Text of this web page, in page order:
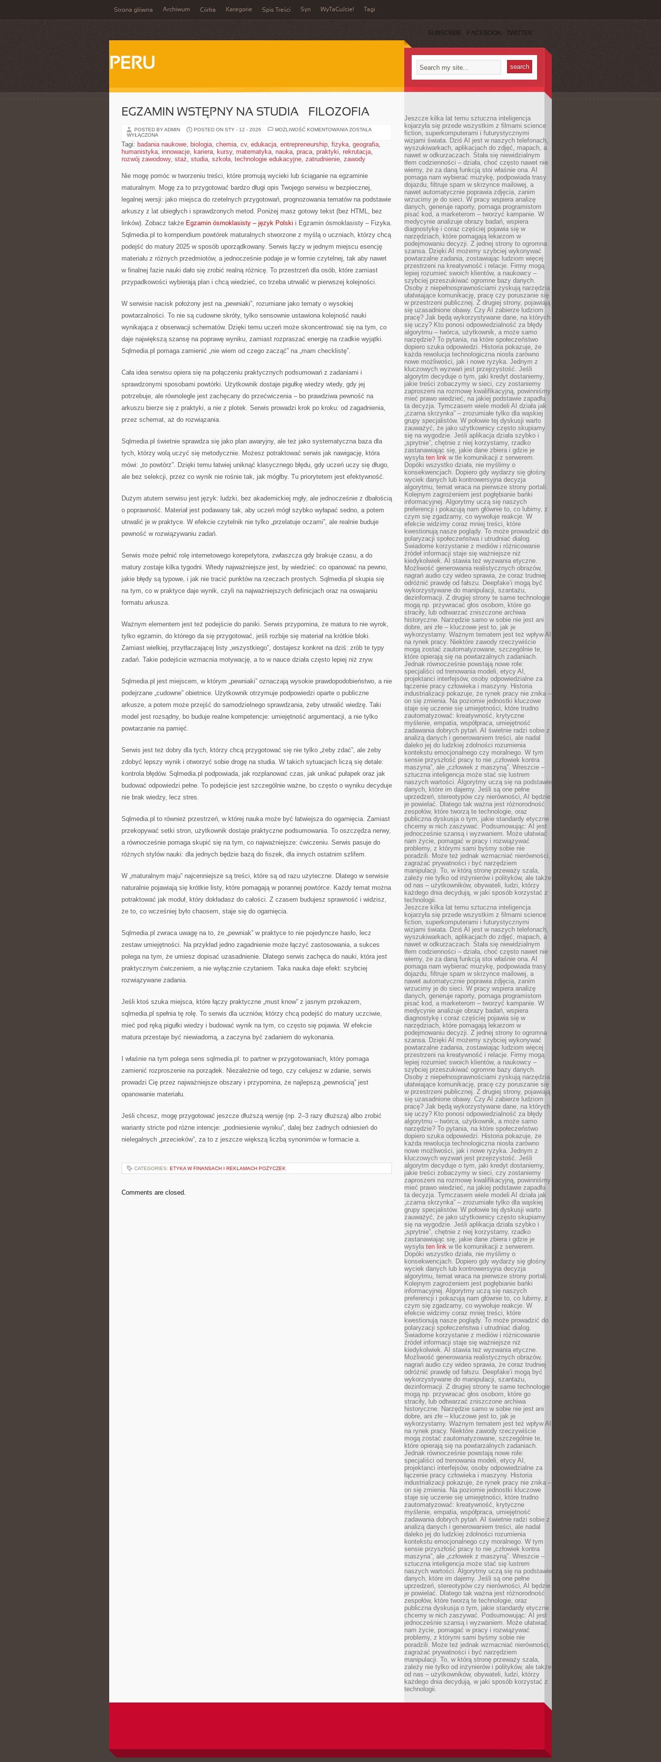
Strona główna Archiwum Córka Kategorie Spis Treści Syn WyTaGuJcie! Tagi
SUBSCRIBE FACEBOOK TWITTER
PERU
EGZAMIN WSTĘPNY NA STUDIA – FILOZOFIA
POSTED BY ADMIN POSTED ON STY - 12 - 2026 MOŻLIWOŚĆ KOMENTOWANIA EGZAMIN
STUDIA
–
FILOZOFIA
ZOSTAŁA
WYŁĄCZONA
Tagi: badania naukowe, biologia, chemia, cv, edukacja, entrepreneurship, fizyka, geografia,
humanistyka, innowacje, kariera, kursy, matematyka, nauka, praca, praktyki, rekrutacja,
rozwój zawodowy, staż, studia, szkoła, technologie edukacyjne, zatrudnienie, zawody
Nie mogę pomóc w tworzeniu treści, które promują wycieki lub ściąganie na egzaminie
maturalnym. Mogę za to przygotować bardzo długi opis Twojego serwisu w bezpiecznej,
legalnej wersji: jako miejsca do rzetelnych przygotowań, prognozowania tematów na podstawie
arkuszy z lat ubiegłych i sprawdzonych metod. Poniżej masz gotowy tekst (bez HTML, bez
linków). Zobacz także Egzamin ósmoklasisty – język Polski i Egzamin ósmoklasisty – Fizyka.
Sqlmedia.pl to kompendium powtórek maturalnych stworzone z myślą o uczniach, którzy chcą
podejść do matury 2025 w sposób uporządkowany. Serwis łączy w jednym miejscu esencję
materiału z różnych przedmiotów, a jednocześnie podaje je w formie czytelnej, tak aby nawet
w finalnej fazie nauki dało się zrobić realną różnicę. To przestrzeń dla osób, które zamiast
przypadkowości wybierają plan i chcą wiedzieć, co trzeba utrwalić w pierwszej kolejności.
W serwisie nacisk położony jest na „pewniaki”, rozumiane jako tematy o wysokiej
powtarzalności. To nie są cudowne skróty, tylko sensownie ustawiona kolejność nauki
wynikająca z obserwacji schematów. Dzięki temu uczeń może skoncentrować się na tym, co
daje największą szansę na poprawę wyniku, zamiast rozpraszać energię na rzadkie wyjątki.
Sqlmedia.pl pomaga zamienić „nie wiem od czego zacząć” na „mam checklistę”.
Cała idea serwisu opiera się na połączeniu praktycznych podsumowań z zadaniami i
sprawdzonymi sposobami powtórki. Użytkownik dostaje pigułkę wiedzy wtedy, gdy jej
potrzebuje, ale równolegle jest zachęcany do przećwiczenia – bo prawdziwa pewność na
arkuszu bierze się z praktyki, a nie z plotek. Serwis prowadzi krok po kroku: od zagadnienia,
przez schemat, aż do rozwiązania.
Sqlmedia.pl świetnie sprawdza się jako plan awaryjny, ale też jako systematyczna baza dla
tych, którzy wolą uczyć się metodycznie. Możesz potraktować serwis jak nawigację, która
mówi: „to powtórz”. Dzięki temu łatwiej uniknąć klasycznego błędu, gdy uczeń uczy się długo,
ale bez selekcji, przez co wynik nie rośnie tak, jak mógłby. Tu priorytetem jest efektywność.
Dużym atutem serwisu jest język: ludzki, bez akademickiej mgły, ale jednocześnie z dbałością
o poprawność. Materiał jest podawany tak, aby uczeń mógł szybko wyłapać sedno, a potem
utrwalić je w praktyce. W efekcie czytelnik nie tylko „przelatuje oczami”, ale realnie buduje
pewność w rozwiązywaniu zadań.
Serwis może pełnić rolę internetowego korepetytora, zwłaszcza gdy brakuje czasu, a do
matury zostaje kilka tygodni. Wtedy najważniejsze jest, by wiedzieć: co opanować na pewno,
jakie błędy są typowe, i jak nie tracić punktów na rzeczach prostych. Sqlmedia.pl skupia się
na tym, co w praktyce daje wynik, czyli na najważniejszych definicjach oraz na oswajaniu
formatu arkusza.
Ważnym elementem jest też podejście do paniki. Serwis przypomina, że matura to nie wyrok,
tylko egzamin, do którego da się przygotować, jeśli rozbije się materiał na krótkie bloki.
Zamiast wielkiej, przytłaczającej listy „wszystkiego”, dostajesz konkret na dziś: zrób te typy
zadań. Takie podejście wzmacnia motywację, a to w nauce działa często lepiej niż zryw.
Sqlmedia.pl jest miejscem, w którym „pewniaki” oznaczają wysokie prawdopodobieństwo, a nie
podejrzane „cudowne” obietnice. Użytkownik otrzymuje podpowiedzi oparte o publiczne
arkusze, a potem może przejść do samodzielnego sprawdzania, żeby utrwalić wiedzę. Taki
model jest rozsądny, bo buduje realne kompetencje: umiejętność argumentacji, a nie tylko
powtarzanie na pamięć.
Serwis jest też dobry dla tych, którzy chcą przygotować się nie tylko „żeby zdać”, ale żeby
zdobyć lepszy wynik i otworzyć sobie drogę na studia. W takich sytuacjach liczą się detale:
kontrola błędów. Sqlmedia.pl podpowiada, jak rozplanować czas, jak unikać pułapek oraz jak
budować odpowiedzi pełne. To podejście jest szczególnie ważne, bo często o wyniku decyduje
nie brak wiedzy, lecz stres.
Sqlmedia.pl to również przestrzeń, w której nauka może być łatwiejsza do ogarnięcia. Zamiast
przekopywać setki stron, użytkownik dostaje praktyczne podsumowania. To oszczędza nerwy,
a równocześnie pomaga skupić się na tym, co najważniejsze: ćwiczeniu. Serwis pasuje do
różnych stylów nauki: dla jednych będzie bazą do fiszek, dla innych ostatnim szlifem.
W „maturalnym maju” najcenniejsze są treści, które są od razu użyteczne. Dlatego w serwisie
naturalnie pojawiają się krótkie listy, które pomagają w porannej powtórce. Każdy temat można
potraktować jak moduł, który dokładasz do całości. Z czasem budujesz sprawność i widzisz,
że to, co wcześniej było chaosem, staje się do ogarnięcia.
Sqlmedia.pl zwraca uwagę na to, że „pewniak” w praktyce to nie pojedyncze hasło, lecz
zestaw umiejętności. Na przykład jedno zagadnienie może łączyć zastosowania, a sukces
polega na tym, że umiesz dopisać uzasadnienie. Dlatego serwis zachęca do nauki, która jest
praktycznym ćwiczeniem, a nie wyłącznie czytaniem. Taka nauka daje efekt: szybciej
rozwiązywane zadania.
Jeśli ktoś szuka miejsca, które łączy praktyczne „must know” z jasnym przekazem,
sqlmedia.pl spełnia tę rolę. To serwis dla uczniów, którzy chcą podejść do matury uczciwie,
mieć pod ręką pigułki wiedzy i budować wynik na tym, co często się pojawia. W efekcie
matura przestaje być niewiadomą, a zaczyna być zadaniem do wykonania.
I właśnie na tym polega sens sqlmedia.pl: to partner w przygotowaniach, który pomaga
zamienić rozproszenie na porządek. Niezależnie od tego, czy celujesz w zdanie, serwis
prowadzi Cię przez najważniejsze obszary i przypomina, że najlepszą „pewnością” jest
opanowanie materiału.
Jeśli chcesz, mogę przygotować jeszcze dłuższą wersję (np. 2–3 razy dłuższą) albo zrobić
warianty stricte pod różne intencje: „podniesienie wyniku”, dalej bez żadnych odniesień do
nielegalnych „przecieków”, za to z jeszcze większą liczbą synonimów w formacie a.
CATEGORIES: ETYKA W FINANSACH I REKLAMACH POŻYCZEK
Comments are closed.
Jeszcze kilka lat temu sztuczna inteligencja
kojarzyła się przede wszystkim z filmami science
fiction, superkomputerami i futurystycznymi
wizjami świata. Dziś AI jest w naszych telefonach,
wyszukiwarkach, aplikacjach do zdjęć, mapach, a
nawet w odkurzaczach. Stała się niewidzialnym
tłem codzienności – działa, choć często nawet nie
wiemy, że za daną funkcją stoi właśnie ona. AI
pomaga nam wybierać muzykę, podpowiada trasy
dojazdu, filtruje spam w skrzynce mailowej, a
nawet automatycznie poprawia zdjęcia, zanim
wrzucimy je do sieci. W pracy wspiera analizę
danych, generuje raporty, pomaga programistom
pisać kod, a marketerom – tworzyć kampanie. W
medycynie analizuje obrazy badań, wspiera
diagnostykę i coraz częściej pojawia się w
narzędziach, które pomagają lekarzom w
podejmowaniu decyzji. Z jednej strony to ogromna
szansa. Dzięki AI możemy szybciej wykonywać
powtarzalne zadania, zostawiając ludziom więcej
przestrzeni na kreatywność i relacje. Firmy mogą
lepiej rozumieć swoich klientów, a naukowcy –
szybciej przeszukiwać ogromne bazy danych.
Osoby z niepełnosprawnościami zyskują narzędzia
ułatwiające komunikację, pracę czy poruszanie się
w przestrzeni publicznej. Z drugiej strony, pojawiają
się uzasadnione obawy. Czy AI zabierze ludziom
pracę? Jak będą wykorzystywane dane, na których
się uczy? Kto ponosi odpowiedzialność za błędy
algorytmu – twórca, użytkownik, a może samo
narzędzie? To pytania, na które społeczeństwo
dopiero szuka odpowiedzi. Historia pokazuje, że
każda rewolucja technologiczna niosła zarówno
nowe możliwości, jak i nowe ryzyka. Jednym z
kluczowych wyzwań jest przejrzystość. Jeśli
algorytm decyduje o tym, jaki kredyt dostaniemy,
jakie treści zobaczymy w sieci, czy zostaniemy
zaproszeni na rozmowę kwalifikacyjną, powinniśmy
mieć prawo wiedzieć, na jakiej podstawie zapadła
ta decyzja. Tymczasem wiele modeli AI działa jak
„czarna skrzynka” – zrozumiałe tylko dla wąskiej
grupy specjalistów. W połowie tej dyskusji warto
zauważyć, że jako użytkownicy często skupiamy
się na wygodzie. Jeśli aplikacja działa szybko i
„sprytnie”, chętnie z niej korzystamy, rzadko
zastanawiając się, jakie dane zbiera i gdzie je
wysyła ten link w tle komunikacji z serwerem.
Dopóki wszystko działa, nie myślimy o
konsekwencjach. Dopiero gdy wydarzy się głośny
wyciek danych lub kontrowersyjna decyzja
algorytmu, temat wraca na pierwsze strony portali.
Kolejnym zagrożeniem jest pogłębianie bańki
informacyjnej. Algorytmy uczą się naszych
preferencji i pokazują nam głównie to, co lubimy, z
czym się zgadzamy, co wywołuje reakcje. W
efekcie widzimy coraz mniej treści, które
kwestionują nasze poglądy. To może prowadzić do
polaryzacji społeczeństwa i utrudniać dialog.
Świadome korzystanie z mediów i różnicowanie
źródeł informacji staje się ważniejsze niż
kiedykolwiek. AI stawia też wyzwania etyczne.
Możliwość generowania realistycznych obrazów,
nagrań audio czy wideo sprawia, że coraz trudniej
odróżnić prawdę od fałszu. Deepfake’i mogą być
wykorzystywane do manipulacji, szantażu,
dezinformacji. Z drugiej strony te same technologie
mogą np. przywracać głos osobom, które go
straciły, lub odtwarzać zniszczone archiwa
historyczne. Narzędzie samo w sobie nie jest ani
dobre, ani złe – kluczowe jest to, jak je
wykorzystamy. Ważnym tematem jest też wpływ AI
na rynek pracy. Niektóre zawody rzeczywiście
mogą zostać zautomatyzowane, szczególnie te,
które opierają się na powtarzalnych zadaniach.
Jednak równocześnie powstają nowe role:
specjaliści od trenowania modeli, etycy AI,
projektanci interfejsów, osoby odpowiedzialne za
łączenie pracy człowieka i maszyny. Historia
industrializacji pokazuje, że rynek pracy nie znika –
on się zmienia. Na poziomie jednostki kluczowe
staje się uczenie się umiejętności, które trudno
zautomatyzować: kreatywność, krytyczne
myślenie, empatia, współpraca, umiejętność
zadawania dobrych pytań. AI świetnie radzi sobie z
analizą danych i generowaniem treści, ale nadal
daleko jej do ludzkiej zdolności rozumienia
kontekstu emocjonalnego czy moralnego. W tym
sensie przyszłość pracy to nie „człowiek kontra
maszyna”, ale „człowiek z maszyną”. Wreszcie –
sztuczna inteligencja może stać się lustrem
naszych wartości. Algorytmy uczą się na podstawie
danych, które im dajemy. Jeśli są one pełne
uprzedzeń, stereotypów czy nierówności, AI będzie
je powielać. Dlatego tak ważna jest różnorodność
zespołów, które tworzą te technologie, oraz
publiczna dyskusja o tym, jakie standardy etyczne
chcemy w nich zaszywać. Podsumowując: AI jest
jednocześnie szansą i wyzwaniem. Może ułatwiać
nam życie, pomagać w pracy i rozwiązywać
problemy, z którymi sami byśmy sobie nie
poradzili. Może też jednak wzmacniać nierówności,
zagrażać prywatności i być narzędziem
manipulacji. To, w którą stronę przeważy szala,
zależy nie tylko od inżynierów i polityków, ale także
od nas – użytkowników, obywateli, ludzi, którzy
każdego dnia decydują, w jaki sposób korzystać z
technologii.
Jeszcze kilka lat temu sztuczna inteligencja
kojarzyła się przede wszystkim z filmami science
fiction, superkomputerami i futurystycznymi
wizjami świata. Dziś AI jest w naszych telefonach,
wyszukiwarkach, aplikacjach do zdjęć, mapach, a
nawet w odkurzaczach. Stała się niewidzialnym
tłem codzienności – działa, choć często nawet nie
wiemy, że za daną funkcją stoi właśnie ona. AI
pomaga nam wybierać muzykę, podpowiada trasy
dojazdu, filtruje spam w skrzynce mailowej, a
nawet automatycznie poprawia zdjęcia, zanim
wrzucimy je do sieci. W pracy wspiera analizę
danych, generuje raporty, pomaga programistom
pisać kod, a marketerom – tworzyć kampanie. W
medycynie analizuje obrazy badań, wspiera
diagnostykę i coraz częściej pojawia się w
narzędziach, które pomagają lekarzom w
podejmowaniu decyzji. Z jednej strony to ogromna
szansa. Dzięki AI możemy szybciej wykonywać
powtarzalne zadania, zostawiając ludziom więcej
przestrzeni na kreatywność i relacje. Firmy mogą
lepiej rozumieć swoich klientów, a naukowcy –
szybciej przeszukiwać ogromne bazy danych.
Osoby z niepełnosprawnościami zyskują narzędzia
ułatwiające komunikację, pracę czy poruszanie się
w przestrzeni publicznej. Z drugiej strony, pojawiają
się uzasadnione obawy. Czy AI zabierze ludziom
pracę? Jak będą wykorzystywane dane, na których
się uczy? Kto ponosi odpowiedzialność za błędy
algorytmu – twórca, użytkownik, a może samo
narzędzie? To pytania, na które społeczeństwo
dopiero szuka odpowiedzi. Historia pokazuje, że
każda rewolucja technologiczna niosła zarówno
nowe możliwości, jak i nowe ryzyka. Jednym z
kluczowych wyzwań jest przejrzystość. Jeśli
algorytm decyduje o tym, jaki kredyt dostaniemy,
jakie treści zobaczymy w sieci, czy zostaniemy
zaproszeni na rozmowę kwalifikacyjną, powinniśmy
mieć prawo wiedzieć, na jakiej podstawie zapadła
ta decyzja. Tymczasem wiele modeli AI działa jak
„czarna skrzynka” – zrozumiałe tylko dla wąskiej
grupy specjalistów. W połowie tej dyskusji warto
zauważyć, że jako użytkownicy często skupiamy
się na wygodzie. Jeśli aplikacja działa szybko i
„sprytnie”, chętnie z niej korzystamy, rzadko
zastanawiając się, jakie dane zbiera i gdzie je
wysyła ten link w tle komunikacji z serwerem.
Dopóki wszystko działa, nie myślimy o
konsekwencjach. Dopiero gdy wydarzy się głośny
wyciek danych lub kontrowersyjna decyzja
algorytmu, temat wraca na pierwsze strony portali.
Kolejnym zagrożeniem jest pogłębianie bańki
informacyjnej. Algorytmy uczą się naszych
preferencji i pokazują nam głównie to, co lubimy, z
czym się zgadzamy, co wywołuje reakcje. W
efekcie widzimy coraz mniej treści, które
kwestionują nasze poglądy. To może prowadzić do
polaryzacji społeczeństwa i utrudniać dialog.
Świadome korzystanie z mediów i różnicowanie
źródeł informacji staje się ważniejsze niż
kiedykolwiek. AI stawia też wyzwania etyczne.
Możliwość generowania realistycznych obrazów,
nagrań audio czy wideo sprawia, że coraz trudniej
odróżnić prawdę od fałszu. Deepfake’i mogą być
wykorzystywane do manipulacji, szantażu,
dezinformacji. Z drugiej strony te same technologie
mogą np. przywracać głos osobom, które go
straciły, lub odtwarzać zniszczone archiwa
historyczne. Narzędzie samo w sobie nie jest ani
dobre, ani złe – kluczowe jest to, jak je
wykorzystamy. Ważnym tematem jest też wpływ AI
na rynek pracy. Niektóre zawody rzeczywiście
mogą zostać zautomatyzowane, szczególnie te,
które opierają się na powtarzalnych zadaniach.
Jednak równocześnie powstają nowe role:
specjaliści od trenowania modeli, etycy AI,
projektanci interfejsów, osoby odpowiedzialne za
łączenie pracy człowieka i maszyny. Historia
industrializacji pokazuje, że rynek pracy nie znika –
on się zmienia. Na poziomie jednostki kluczowe
staje się uczenie się umiejętności, które trudno
zautomatyzować: kreatywność, krytyczne
myślenie, empatia, współpraca, umiejętność
zadawania dobrych pytań. AI świetnie radzi sobie z
analizą danych i generowaniem treści, ale nadal
daleko jej do ludzkiej zdolności rozumienia
kontekstu emocjonalnego czy moralnego. W tym
sensie przyszłość pracy to nie „człowiek kontra
maszyna”, ale „człowiek z maszyną”. Wreszcie –
sztuczna inteligencja może stać się lustrem
naszych wartości. Algorytmy uczą się na podstawie
danych, które im dajemy. Jeśli są one pełne
uprzedzeń, stereotypów czy nierówności, AI będzie
je powielać. Dlatego tak ważna jest różnorodność
zespołów, które tworzą te technologie, oraz
publiczna dyskusja o tym, jakie standardy etyczne
chcemy w nich zaszywać. Podsumowując: AI jest
jednocześnie szansą i wyzwaniem. Może ułatwiać
nam życie, pomagać w pracy i rozwiązywać
problemy, z którymi sami byśmy sobie nie
poradzili. Może też jednak wzmacniać nierówności,
zagrażać prywatności i być narzędziem
manipulacji. To, w którą stronę przeważy szala,
zależy nie tylko od inżynierów i polityków, ale także
od nas – użytkowników, obywateli, ludzi, którzy
każdego dnia decydują, w jaki sposób korzystać z
technologii.